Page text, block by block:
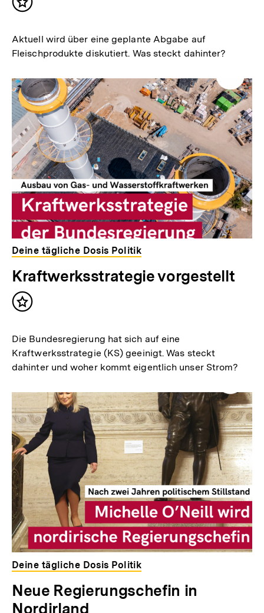
Inhalt
Aktuell wird über eine geplante Abgabe auf
Fleischprodukte diskutiert. Was steckt dahinter?
Deine tägliche Dosis Politik
Kraftwerksstrategie vorgestellt
Inhalt
Die Bundesregierung hat sich auf eine
Kraftwerksstrategie (KS) geeinigt. Was steckt
dahinter und woher kommt eigentlich unser Strom?
Deine tägliche Dosis Politik
Neue Regierungschefin in
Nordirland